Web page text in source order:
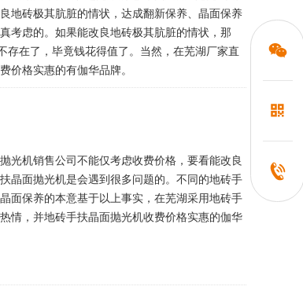
地砖极其肮脏的情状，达成翻新保养、晶面保养
考虑的。如果能改良地砖极其肮脏的情状，那
存在了，毕竟钱花得值了。当然，在芜湖厂家直
价格实惠的有伽华品牌。
光机销售公司不能仅考虑收费价格，要看能改良
晶面抛光机是会遇到很多问题的。不同的地砖手
面保养的本意基于以上事实，在芜湖采用地砖手
情，并地砖手扶晶面抛光机收费价格实惠的伽华